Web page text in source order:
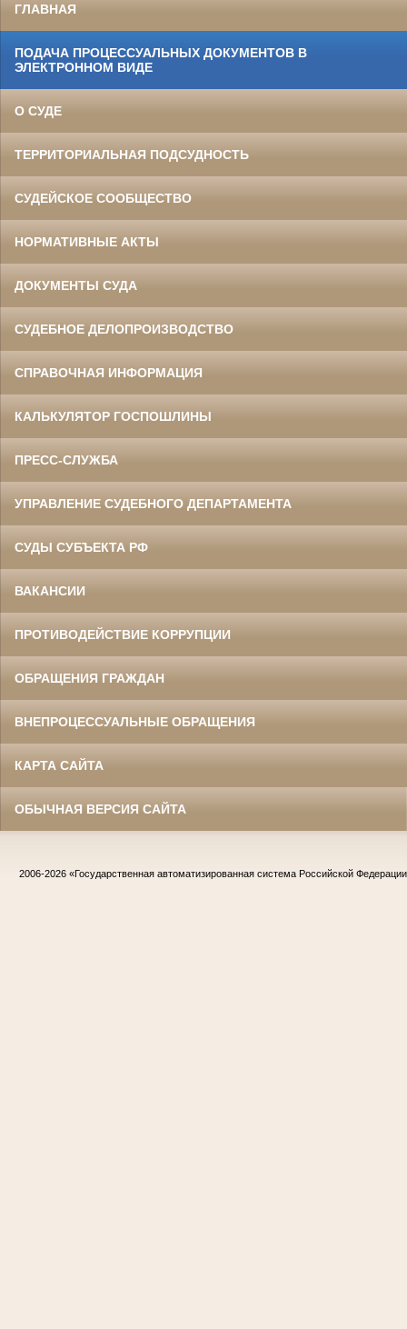
ГЛАВНАЯ
ПОДАЧА ПРОЦЕССУАЛЬНЫХ ДОКУМЕНТОВ В
ЭЛЕКТРОННОМ ВИДЕ
О СУДЕ
ТЕРРИТОРИАЛЬНАЯ ПОДСУДНОСТЬ
СУДЕЙСКОЕ СООБЩЕСТВО
НОРМАТИВНЫЕ АКТЫ
ДОКУМЕНТЫ СУДА
СУДЕБНОЕ ДЕЛОПРОИЗВОДСТВО
СПРАВОЧНАЯ ИНФОРМАЦИЯ
КАЛЬКУЛЯТОР ГОСПОШЛИНЫ
ПРЕСС-СЛУЖБА
УПРАВЛЕНИЕ СУДЕБНОГО ДЕПАРТАМЕНТА
СУДЫ СУБЪЕКТА РФ
ВАКАНСИИ
ПРОТИВОДЕЙСТВИЕ КОРРУПЦИИ
ОБРАЩЕНИЯ ГРАЖДАН
ВНЕПРОЦЕССУАЛЬНЫЕ ОБРАЩЕНИЯ
КАРТА САЙТА
ОБЫЧНАЯ ВЕРСИЯ САЙТА
2006-2026 «Государственная автоматизированная система Российской